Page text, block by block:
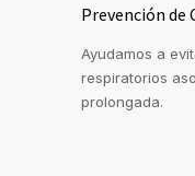
Prevención de
Ayudamos a
respiratorios
prolongada.